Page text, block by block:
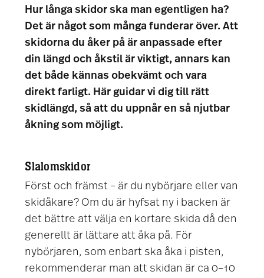
Hur långa skidor ska man egentligen ha?
Det är något som många funderar över. Att
skidorna du åker på är anpassade efter
din längd och åkstil är viktigt, annars kan
det både kännas obekvämt och vara
direkt farligt. Här guidar vi dig till rätt
skidlängd, så att du uppnår en så njutbar
åkning som möjligt.
Slalomskidor
Först och främst – är du nybörjare eller van
skidåkare? Om du är hyfsat ny i backen är
det bättre att välja en kortare skida då den
generellt är lättare att åka på. För
nybörjaren, som enbart ska åka i pisten,
rekommenderar man att skidan är ca 0–10